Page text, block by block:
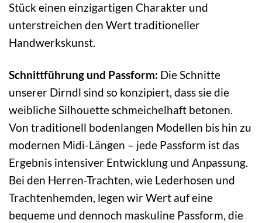
Stück einen einzigartigen Charakter und
unterstreichen den Wert traditioneller
Handwerkskunst.
Schnittführung und Passform: Die Schnitte
unserer Dirndl sind so konzipiert, dass sie die
weibliche Silhouette schmeichelhaft betonen.
Von traditionell bodenlangen Modellen bis hin zu
modernen Midi-Längen – jede Passform ist das
Ergebnis intensiver Entwicklung und Anpassung.
Bei den Herren-Trachten, wie Lederhosen und
Trachtenhemden, legen wir Wert auf eine
bequeme und dennoch maskuline Passform, die